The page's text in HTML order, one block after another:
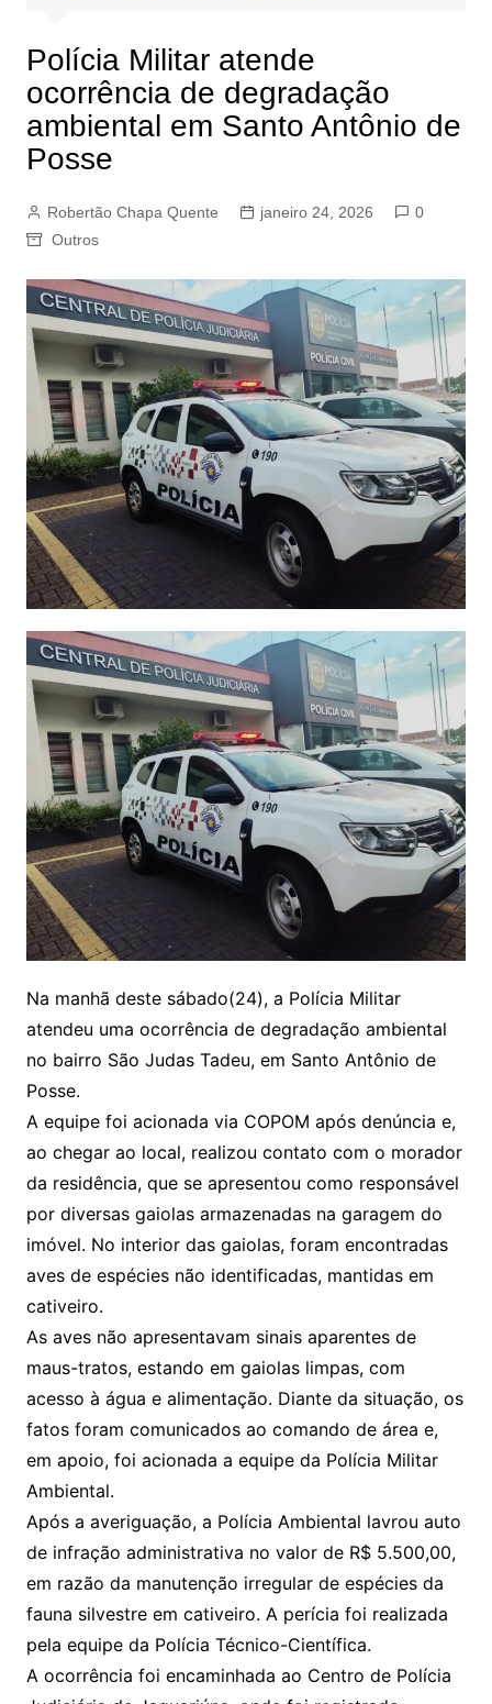
Polícia Militar atende
ocorrência de degradação
ambiental em Santo Antônio de
Posse
Robertão Chapa Quente janeiro 24, 2026
0
Outros
Na manhã deste sábado(24), a Polícia Militar
atendeu uma ocorrência de degradação ambiental
no bairro São Judas Tadeu, em Santo Antônio de
Posse.
A equipe foi acionada via COPOM após denúncia e,
ao chegar ao local, realizou contato com o morador
da residência, que se apresentou como responsável
por diversas gaiolas armazenadas na garagem do
imóvel. No interior das gaiolas, foram encontradas
aves de espécies não identificadas, mantidas em
cativeiro.
As aves não apresentavam sinais aparentes de
maus-tratos, estando em gaiolas limpas, com
acesso à água e alimentação. Diante da situação, os
fatos foram comunicados ao comando de área e,
em apoio, foi acionada a equipe da Polícia Militar
Ambiental.
Após a averiguação, a Polícia Ambiental lavrou auto
de infração administrativa no valor de R$ 5.500,00,
em razão da manutenção irregular de espécies da
fauna silvestre em cativeiro. A perícia foi realizada
pela equipe da Polícia Técnico-Científica.
A ocorrência foi encaminhada ao Centro de Polícia